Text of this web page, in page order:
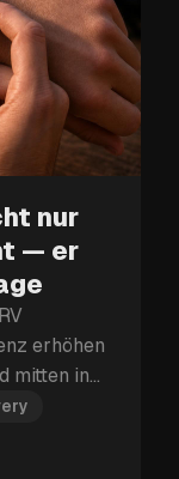
nur
— er
erhöhen
mitten in
den